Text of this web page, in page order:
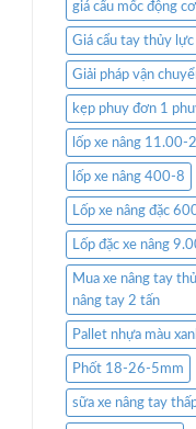
giá cẩu mốc động cơ
Giá cẩu tay thủy
Giải pháp vận
kẹp phuy đơn 1
lốp xe nâng 11.00-
lốp xe nâng 400-8
Lốp xe nâng đặc
Lốp đặc xe nâng
Mua xe nâng tay
nâng tay 2 tấn
Pallet nhựa màu
Phốt 18-26-5mm
sữa xe nâng tay